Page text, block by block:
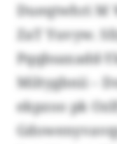
Dueqtwhri M
ZaT Yuvyw.
Pqqbsaxadd-
Miltygbnii –
ekpzoo pk